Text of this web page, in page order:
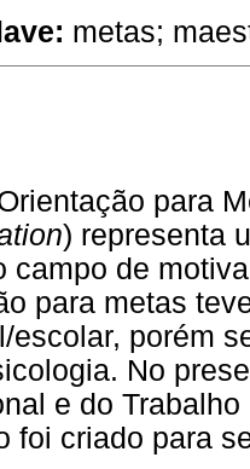
metas;
para
) representa
campo de
para metas
escolar, porém
No
e do
foi criado para